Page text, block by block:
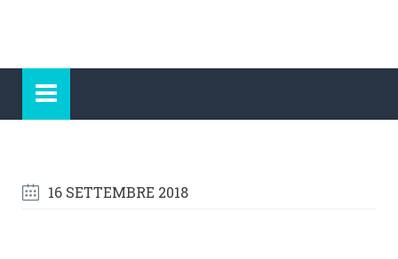
16 SETTEMBRE 2018